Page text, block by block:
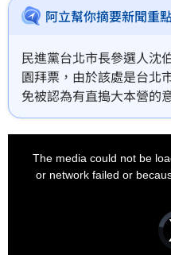
阿立幫你摘要新聞重
民進黨台北市長參選人沈
園拜票，由於該處是台北
免被認為有直搗大本營的
全沒有想到這件事，而自
光是垃圾問題、市場動線
到的困難並解決，「我
可以明顯感受到，他對台
The media could not be
or network failed or